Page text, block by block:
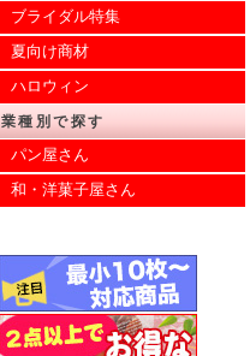
ブライダル特集
夏向け商材
ハロウィン
業種別で探す
パン屋さん
和・洋菓子屋さん